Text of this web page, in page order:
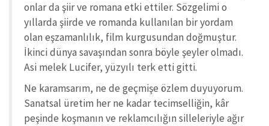
onlar da şiir ve romana etki ettiler. Sözgelimi o
yıllarda şiirde ve romanda kullanılan bir yordam
olan eşzamanlılık, film kurgusundan doğmuştur.
İkinci dünya savaşından sonra böyle şeyler olmadı.
Asi melek Lucifer, yüzyılı terk etti gitti.
Ne karamsarım, ne de geçmişe özlem duyuyorum.
Sanatsal üretim her ne kadar tecimselliğin, kâr
peşinde koşmanın ve reklamcılığın silleleriyle ağır